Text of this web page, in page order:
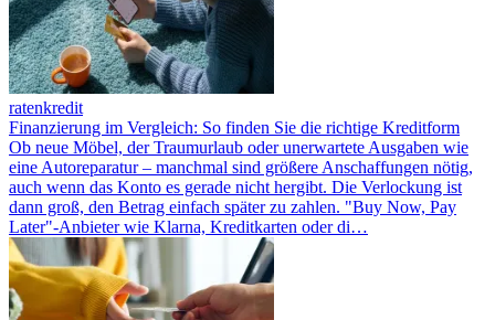
ratenkredit
Finanzierung im Vergleich: So finden Sie die richtige Kreditform
Ob neue Möbel, der Traumurlaub oder unerwartete Ausgaben wie
eine Autoreparatur – manchmal sind größere Anschaffungen nötig,
auch wenn das Konto es gerade nicht hergibt. Die Verlockung ist
dann groß, den Betrag einfach später zu zahlen. "Buy Now, Pay
Later"-Anbieter wie Klarna, Kreditkarten oder di…